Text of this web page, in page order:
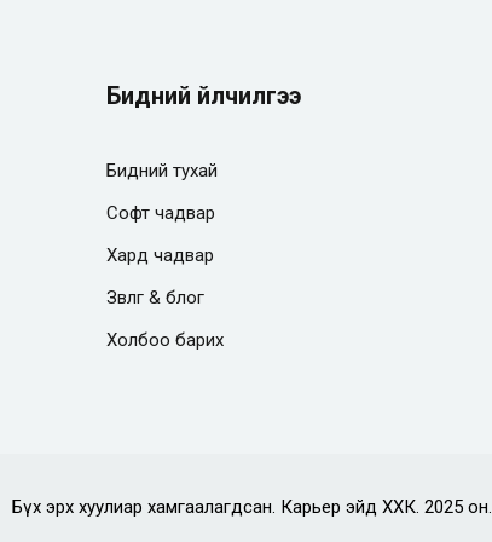
Бидний үйлчилгээ
Бидний тухай
Софт чадвар
Хард чадвар
Зөвлөгөө & блог
Холбоо барих
Бүх эрх хуулиар хамгаалагдсан. Карьер эйд ХХК. 2025 он.